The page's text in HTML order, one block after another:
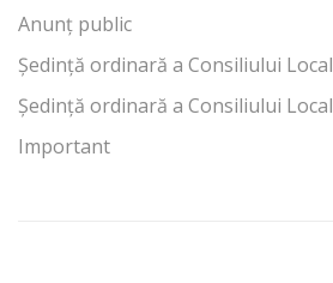
Anunț public
Ședință ordinară a Consiliului Local
Ședință ordinară a Consiliului Local
Important